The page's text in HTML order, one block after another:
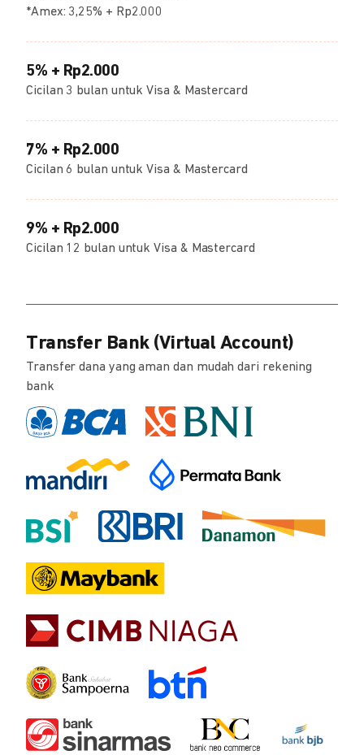
*Amex: 3,25% + Rp2.000
5% + Rp2.000
Cicilan 3 bulan untuk Visa & Mastercard
7% + Rp2.000
Cicilan 6 bulan untuk Visa & Mastercard
9% + Rp2.000
Cicilan 12 bulan untuk Visa & Mastercard
Transfer Bank (Virtual Account)
Transfer dana yang aman dan mudah dari rekening
bank